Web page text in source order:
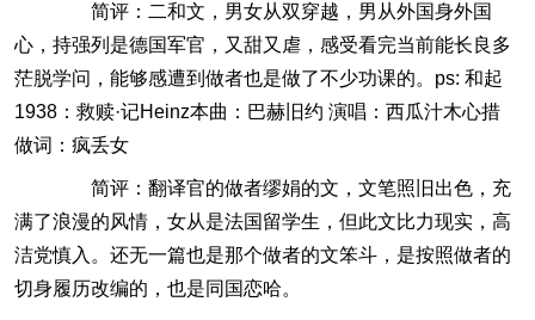
简评：二和文，男女从双穿越，男从外国身外国
心，持强列是德国军官，又甜又虐，感受看完当前能长良多
茫脱学问，能够感遭到做者也是做了不少功课的。ps: 和起
1938：救赎·记Heinz本曲：巴赫旧约 演唱：西瓜汁木心措
做词：疯丢女
简评：翻译官的做者缪娟的文，文笔照旧出色，充
满了浪漫的风情，女从是法国留学生，但此文比力现实，高
洁党慎入。还无一篇也是那个做者的文笨斗，是按照做者的
切身履历改编的，也是同国恋哈。